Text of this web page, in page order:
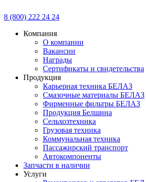
8 (800) 222 24 24
Компания
О компании
Вакансии
Награды
Сертификаты и свидетельства
Продукция
Карьерная техника БЕЛАЗ
Смазочные материалы БЕЛАЗ
Фирменные фильтры БЕЛАЗ
Продукция Белшина
Сельхозтехника
Грузовая техника
Коммунальная техника
Пассажирский транспорт
Автокомпоненты
Запчасти в наличии
Услуги